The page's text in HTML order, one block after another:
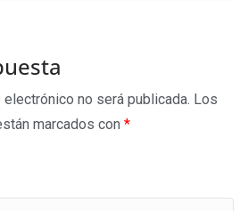
no será publicada. Los
marcados con *